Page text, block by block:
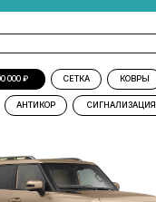
СИГНАЛИЗАЦИЯ
АНТИКОР
КОВРЫ
СЕТКА
000 ₽